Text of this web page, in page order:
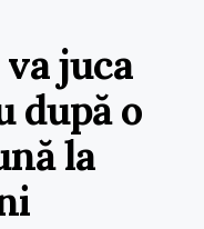
va juca
după o
la